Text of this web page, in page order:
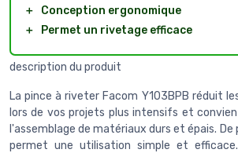
＋
Conception ergonomique
＋
Permet un rivetage efficace
description du produit
La pince à riveter Facom Y103BPB réduit
lors de vos projets plus intensifs et
l'assemblage de matériaux durs et épais.
permet une utilisation simple et